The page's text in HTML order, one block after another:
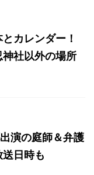
カレンダー！
社以外の場所
演の庭師＆弁護
日時も